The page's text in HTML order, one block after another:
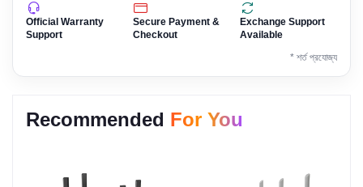
Official Warranty
Support
Secure Payment &
Checkout
Exchange Support
Available
* শর্ত প্রযোজ্য
Recommended For You